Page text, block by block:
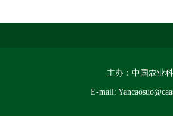
主办：中国农业
E-mail: